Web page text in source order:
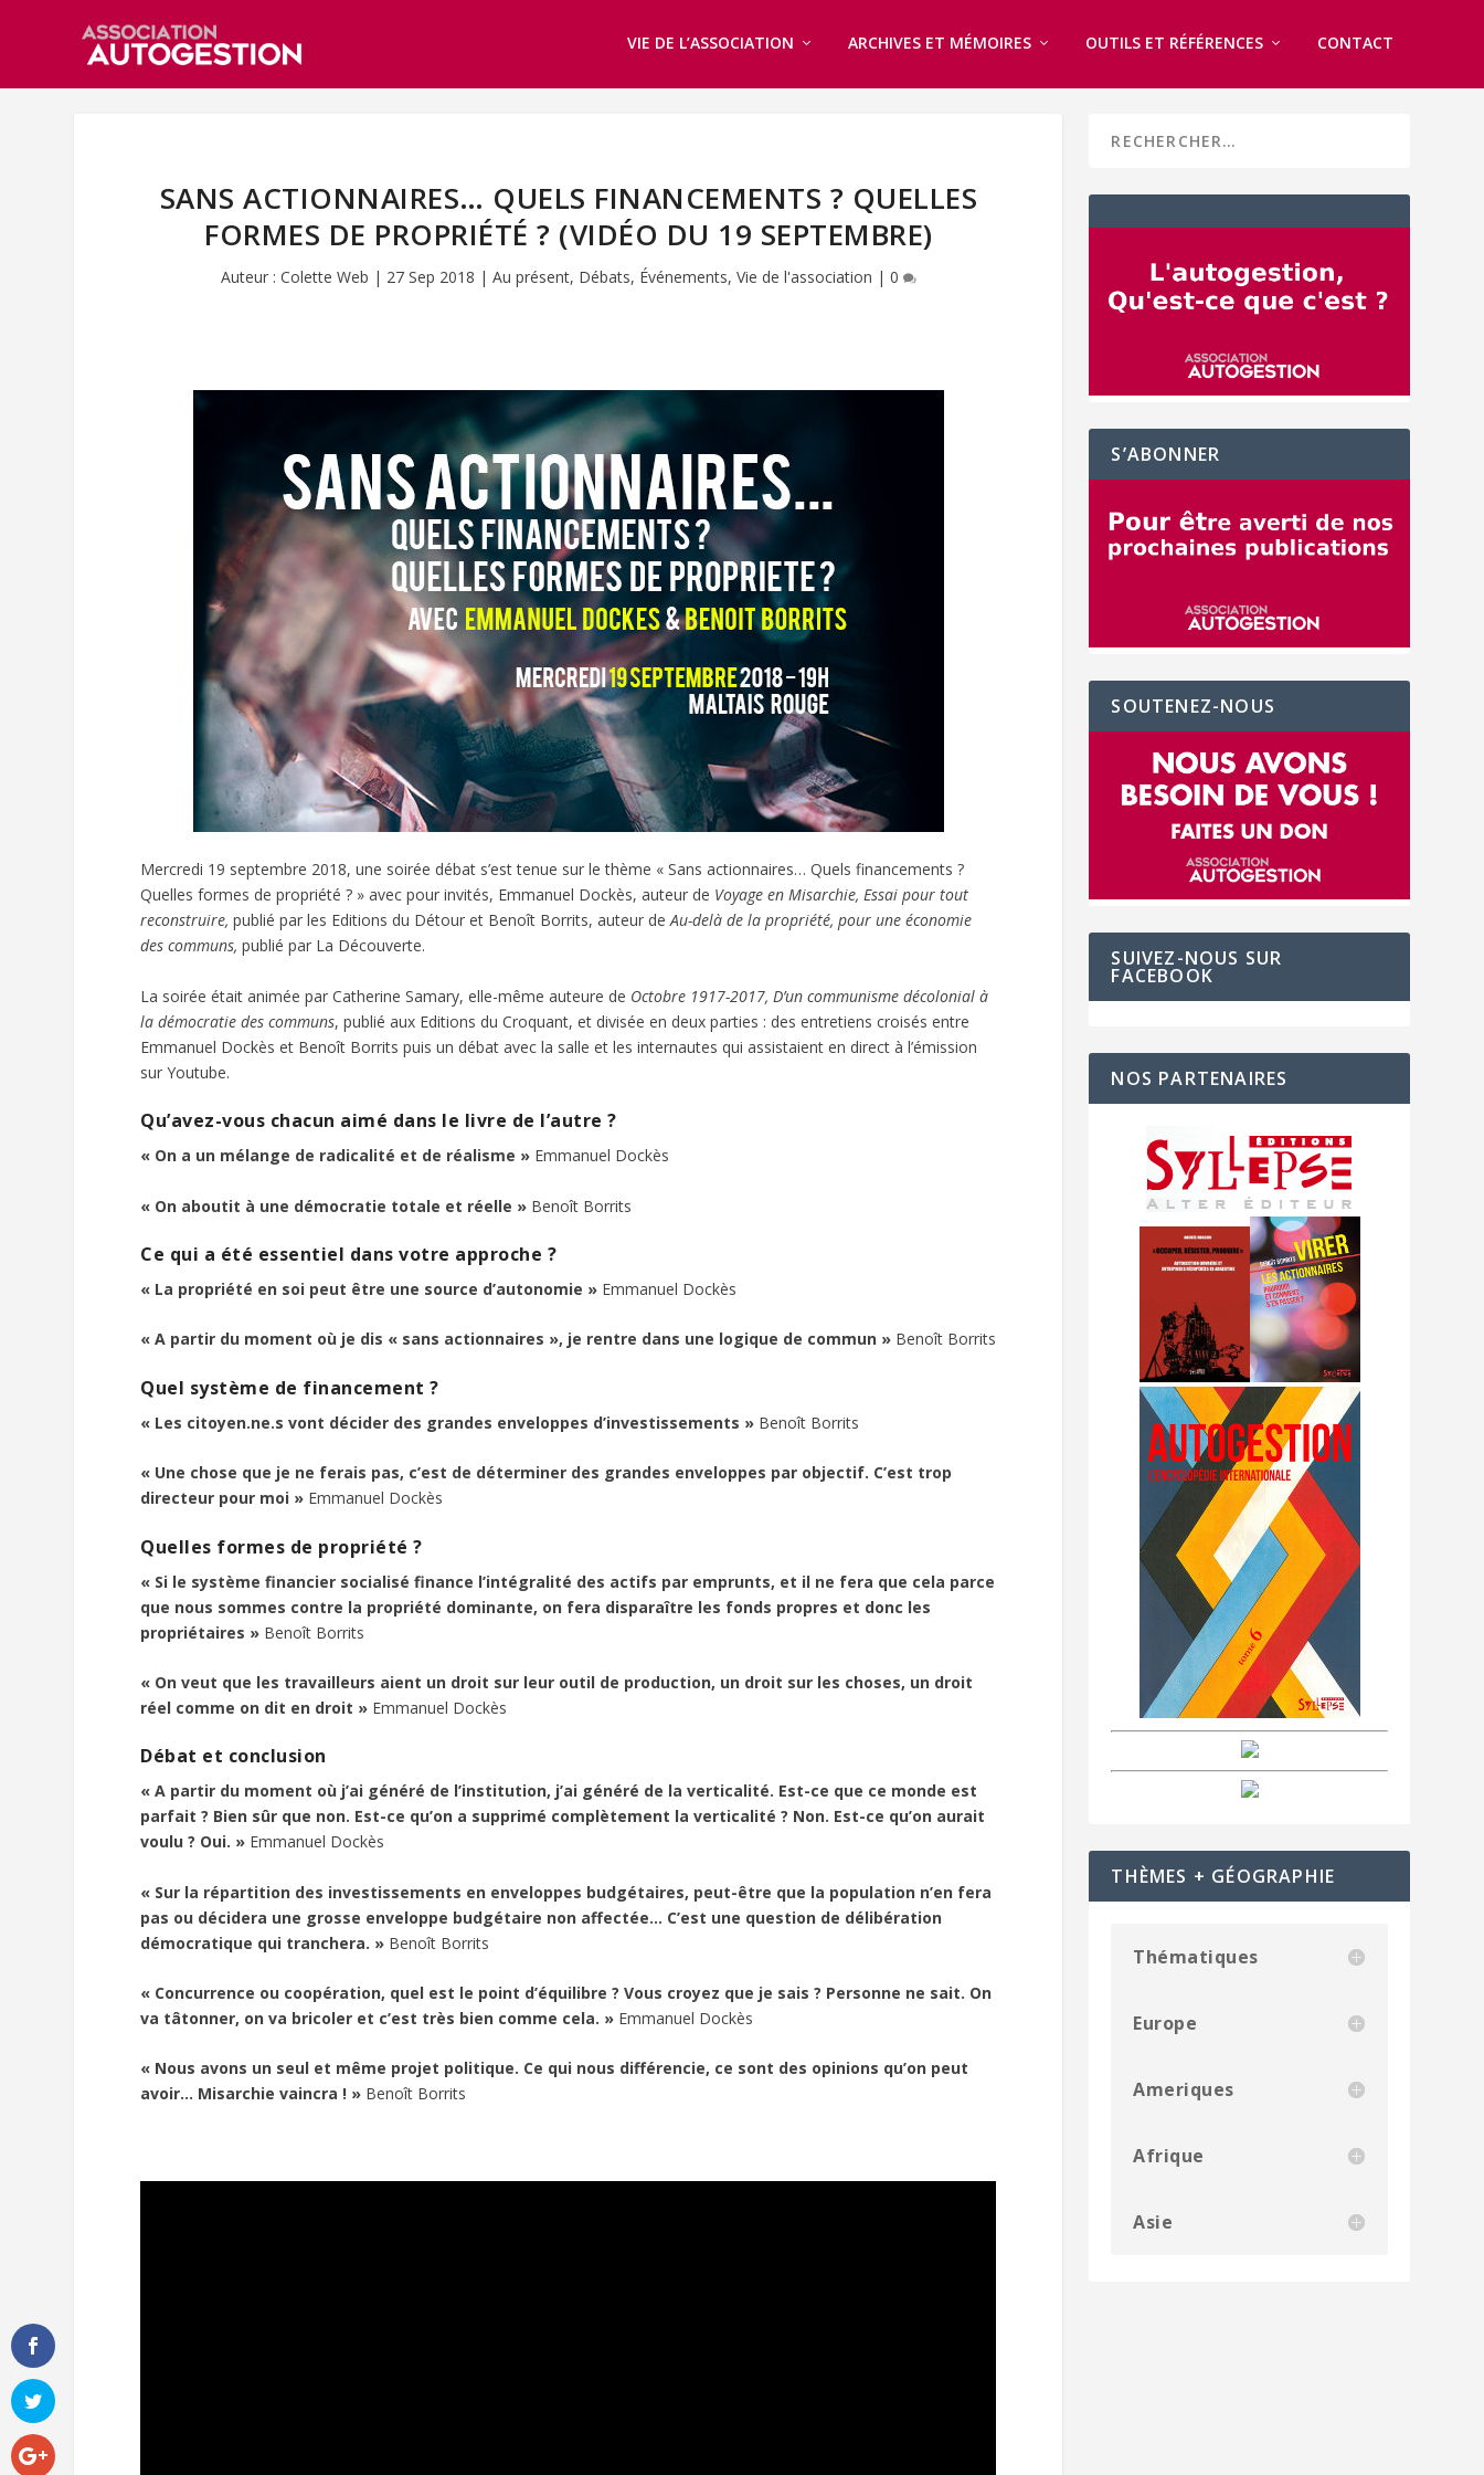
VIE DE L’ASSOCIATION ARCHIVES ET MÉMOIRES OUTILS ET RÉFÉRENCES CONTACT
SANS ACTIONNAIRES… QUELS FINANCEMENTS ? QUELLES
FORMES DE PROPRIÉTÉ ? (VIDÉO DU 19 SEPTEMBRE)
Auteur : Colette Web | 27 Sep 2018 | Au présent, Débats, Événements, Vie de l'association | 0
Mercredi 19 septembre 2018, une soirée débat s’est tenue sur le thème « Sans actionnaires… Quels financements ?
Quelles formes de propriété ? » avec pour invités, Emmanuel Dockès, auteur de Voyage en Misarchie, Essai pour tout
reconstruire, publié par les Editions du Détour et Benoît Borrits, auteur deAu-delà de la propriété, pour une économie
des communs, publié par La Découverte.
La soirée était animée par Catherine Samary, elle-même auteure de Octobre 1917-2017, D’un communisme décolonial à
la démocratie des communs, publié aux Editions du Croquant, et divisée en deux parties : des entretiens croisés entre
Emmanuel Dockès et Benoît Borrits puis un débat avec la salle et les internautes qui assistaient en direct à l’émission
sur Youtube.
Qu’avez-vous chacun aimé dans le livre de l’autre ?
« On a un mélange de radicalité et de réalisme » Emmanuel Dockès
« On aboutit à une démocratie totale et réelle » Benoît Borrits
Ce qui a été essentiel dans votre approche ?
« La propriété en soi peut être une source d’autonomie » Emmanuel Dockès
« A partir du moment où je dis « sans actionnaires », je rentre dans une logique de commun » Benoît Borrits
Quel système de financement ?
« Les citoyen.ne.s vont décider des grandes enveloppes d’investissements » Benoît Borrits
« Une chose que je ne ferais pas, c’est de déterminer des grandes enveloppes par objectif. C’est trop
directeur pour moi » Emmanuel Dockès
Quelles formes de propriété ?
« Si le système financier socialisé finance l’intégralité des actifs par emprunts, et il ne fera que cela parce
que nous sommes contre la propriété dominante, on fera disparaître les fonds propres et donc les
propriétaires » Benoît Borrits
« On veut que les travailleurs aient un droit sur leur outil de production, un droit sur les choses, un droit
réel comme on dit en droit » Emmanuel Dockès
Débat et conclusion
« A partir du moment où j’ai généré de l’institution, j’ai généré de la verticalité. Est-ce que ce monde est
parfait ? Bien sûr que non. Est-ce qu’on a supprimé complètement la verticalité ? Non. Est-ce qu’on aurait
voulu ? Oui. » Emmanuel Dockès
« Sur la répartition des investissements en enveloppes budgétaires, peut-être que la population n’en fera
pas ou décidera une grosse enveloppe budgétaire non affectée… C’est une question de délibération
démocratique qui tranchera. » Benoît Borrits
« Concurrence ou coopération, quel est le point d’équilibre ? Vous croyez que je sais ? Personne ne sait. On
va tâtonner, on va bricoler et c’est très bien comme cela. » Emmanuel Dockès
« Nous avons un seul et même projet politique. Ce qui nous différencie, ce sont des opinions qu’on peut
avoir… Misarchie vaincra ! » Benoît Borrits
S’ABONNER
SOUTENEZ-NOUS
SUIVEZ-NOUS SUR
FACEBOOK
NOS PARTENAIRES
THÈMES + GÉOGRAPHIE
Thématiques
Europe
Ameriques
Afrique
Asie